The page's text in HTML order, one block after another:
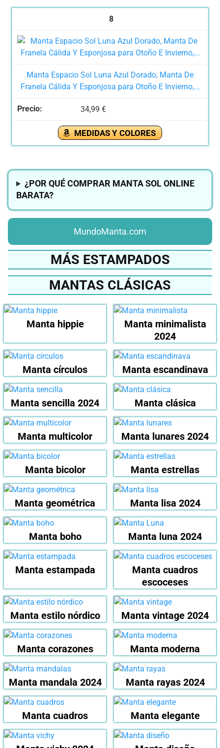
8
Manta Espacio Sol Luna Azul Dorado, Manta De
Franela Cálida Y Esponjosa para Otoño E Invierno,...
34,99 €
MEDIDAS Y COLORES
¿POR QUÉ COMPRAR MANTA SOL ONLINE
BARATA?
MundoManta.com
MÁS ESTAMPADOS
MANTAS CLÁSICAS
Manta hippie
Manta minimalista
2024
Manta círculos Manta escandinava
Manta sencilla 2024 Manta clásica
Manta multicolor Manta lunares 2024
Manta bicolor Manta estrellas
Manta geométrica Manta lisa 2024
Manta boho Manta luna 2024
Manta estampada
Manta cuadros
escoceses
Manta estilo nórdico Manta vintage 2024
Manta corazones Manta moderna
Manta mandala 2024 Manta rayas 2024
Manta cuadros Manta elegante